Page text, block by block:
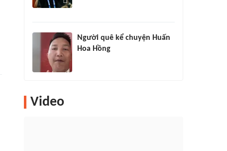
Người quê kể chuyện Huấn
Hoa Hồng
Video